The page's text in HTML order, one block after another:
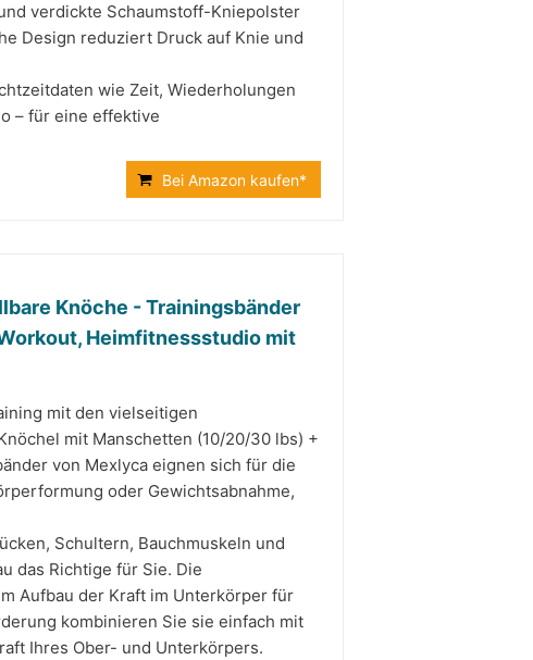
verdickte Schaumstoff-Kniepolster
Design reduziert Druck auf Knie und
wie Zeit, Wiederholungen
– für eine effektive
Bei Amazon kaufen*
Knöche - Trainingsbänder
Heimfitnessstudio mit
mit den vielseitigen
mit Manschetten (10/20/30 lbs) +
von Mexlyca eignen sich für die
oder Gewichtsabnahme,
Schultern, Bauchmuskeln und
das Richtige für Sie. Die
Aufbau der Kraft im Unterkörper für
kombinieren Sie sie einfach mit
Ihres Ober- und Unterkörpers.